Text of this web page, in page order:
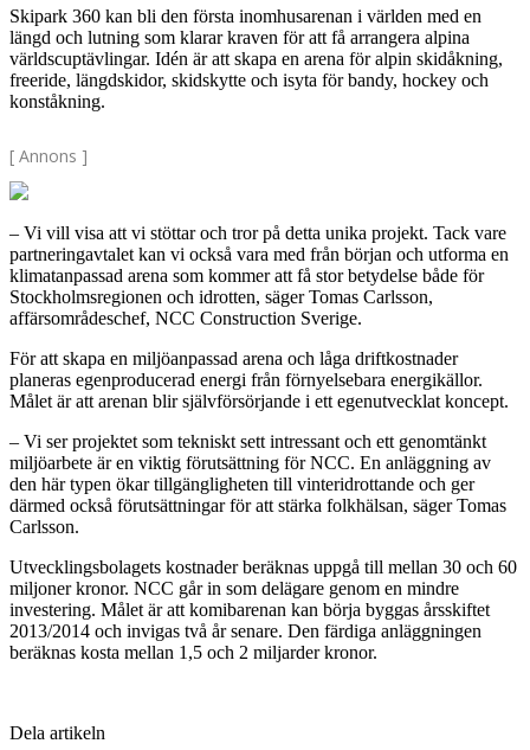
Skipark 360 kan bli den första inomhusarenan i världen med en
längd och lutning som klarar kraven för att få arrangera alpina
världscuptävlingar. Idén är att skapa en arena för alpin skidåkning,
freeride, längdskidor, skidskytte och isyta för bandy, hockey och
konståkning.
[ Annons ]
– Vi vill visa att vi stöttar och tror på detta unika projekt. Tack vare
partneringavtalet kan vi också vara med från början och utforma en
klimatanpassad arena som kommer att få stor betydelse både för
Stockholmsregionen och idrotten, säger Tomas Carlsson,
affärsområdeschef, NCC Construction Sverige.
För att skapa en miljöanpassad arena och låga driftkostnader
planeras egenproducerad energi från förnyelsebara energikällor.
Målet är att arenan blir självförsörjande i ett egenutvecklat koncept.
– Vi ser projektet som tekniskt sett intressant och ett genomtänkt
miljöarbete är en viktig förutsättning för NCC. En anläggning av
den här typen ökar tillgängligheten till vinteridrottande och ger
därmed också förutsättningar för att stärka folkhälsan, säger Tomas
Carlsson.
Utvecklingsbolagets kostnader beräknas uppgå till mellan 30 och 60
miljoner kronor. NCC går in som delägare genom en mindre
investering. Målet är att komibarenan kan börja byggas årsskiftet
2013/2014 och invigas två år senare. Den färdiga anläggningen
beräknas kosta mellan 1,5 och 2 miljarder kronor.
Dela artikeln